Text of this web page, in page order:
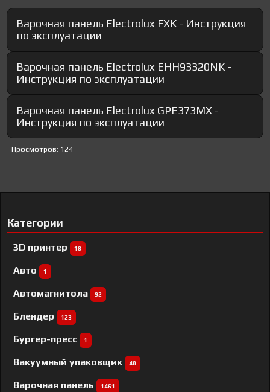
Варочная панель Electrolux FXK - Инструкция
по эксплуатации
Варочная панель Electrolux EHH93320NK -
Инструкция по эксплуатации
Варочная панель Electrolux GPE373MX -
Инструкция по эксплуатации
Просмотров: 124
Категории
3D принтер 18
Авто 1
Автомагнитола 92
Блендер 123
Бургер-пресс 1
Вакуумный упаковщик 40
Варочная панель 1461